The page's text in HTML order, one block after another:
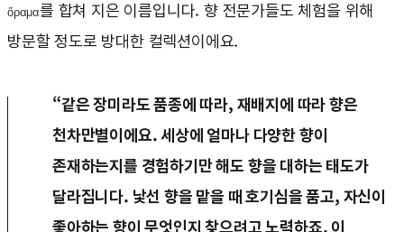
ὅραμα를 합쳐 지은 이름입니다. 향 전문가들도 체험을 위해
방문할 정도로 방대한 컬렉션이에요.
“같은 장미라도 품종에 따라, 재배지에 따라 향은
천차만별이에요. 세상에 얼마나 다양한 향이
존재하는지를 경험하기만 해도 향을 대하는 태도가
달라집니다. 낯선 향을 맡을 때 호기심을 품고, 자신이
좋아하는 향이 무엇인지 찾으려고 노력하죠. 이